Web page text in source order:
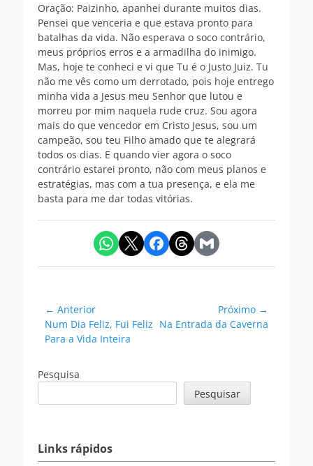
Oração: Paizinho, apanhei durante muitos dias.
Pensei que venceria e que estava pronto para
batalhas da vida. Não esperava o soco contrário,
meus próprios erros e a armadilha do inimigo.
Mas, hoje te conheci e vi que Tu é o Justo Juiz. Tu
não me vês como um derrotado, pois hoje entrego
minha vida a Jesus meu Senhor que lutou e
morreu por mim naquela rude cruz. Sou agora
mais do que vencedor em Cristo Jesus, sou um
campeão, sou teu Filho amado que te alegrará
todos os dias. E quando vier agora o soco
contrário estarei pronto, não com meus planos e
estratégias, mas com a tua presença, e ela me
basta para me dar todas vitórias.
Navegação
de
Post
← Anterior
Postagem
anterior:
Num Dia Feliz, Fui Feliz
Para a Vida Inteira
Próximo →
Próxima
Na Entrada da Caverna
Pesquisa
Pesquisar
Links rápidos